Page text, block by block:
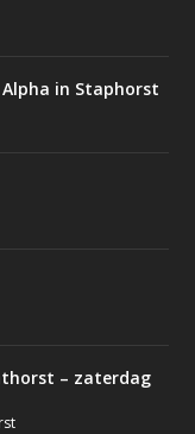
in Staphorst
– zaterdag